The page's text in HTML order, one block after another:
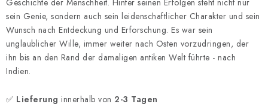
sein Genie, sondern auch sein leidenschaftlicher Charakter und sein
Wunsch nach Entdeckung und Erforschung. Es war sein
unglaublicher Wille, immer weiter nach Osten vorzudringen, der
ihn bis an den Rand der damaligen antiken Welt führte - nach
Indien.
✅ Lieferung innerhalb von 2-3 Tagen